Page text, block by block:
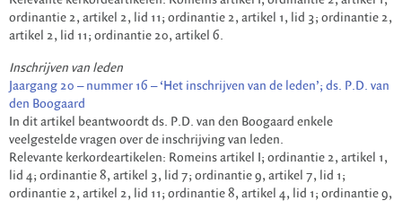
ordinantie 2, artikel 2, lid 11; ordinantie 2, artikel 1, lid 3; ordinantie 2,
artikel 2, lid 11; ordinantie 20, artikel 6.
Inschrijven van leden
Jaargang 20 – nummer 16 – ‘Het inschrijven van de leden’; ds. P.D. van
den Boogaard
In dit artikel beantwoordt ds. P.D. van den Boogaard enkele
veelgestelde vragen over de inschrijving van leden.
Relevante kerkordeartikelen: Romeins artikel I; ordinantie 2, artikel 1,
lid 4; ordinantie 8, artikel 3, lid 7; ordinantie 9, artikel 7, lid 1;
ordinantie 2, artikel 2, lid 11; ordinantie 8, artikel 4, lid 1; ordinantie 9,